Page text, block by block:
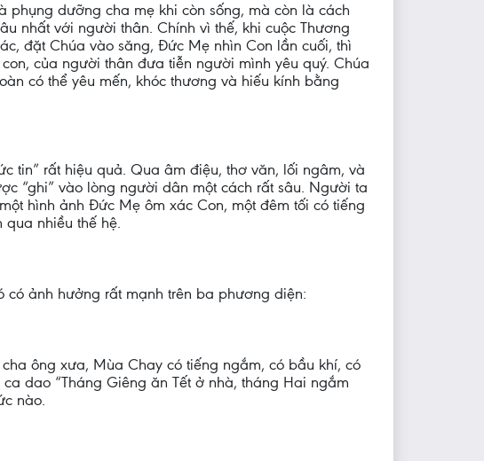
dưỡng cha mẹ khi còn sống, mà còn là cách
nhất với người thân. Chính vì thế, khi cuộc Thương
đặt Chúa vào săng, Đức Mẹ nhìn Con lần cuối, thì
của người thân đưa tiễn người mình yêu quý. Chúa
có thể yêu mến, khóc thương và hiếu kính bằng
tin” rất hiệu quả. Qua âm điệu, thơ văn, lối ngâm, và
“ghi” vào lòng người dân một cách rất sâu. Người ta
hình ảnh Đức Mẹ ôm xác Con, một đêm tối có tiếng
nhiều thế hệ.
ảnh hưởng rất mạnh trên ba phương diện:
ông xưa, Mùa Chay có tiếng ngắm, có bầu khí, có
dao “Tháng Giêng ăn Tết ở nhà, tháng Hai ngắm
nào.